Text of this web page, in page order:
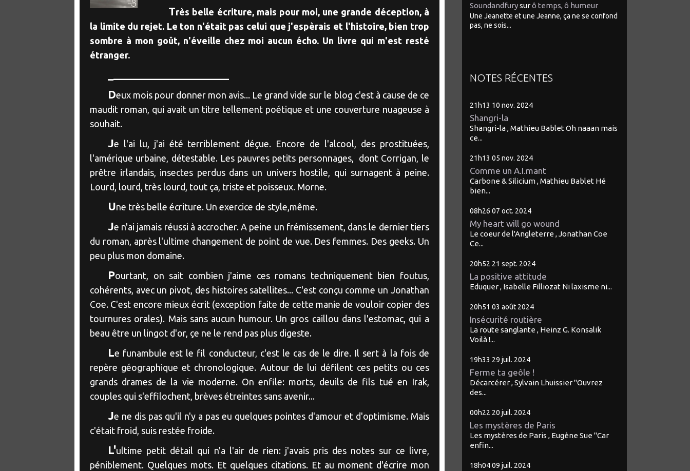
Très belle écriture, mais pour moi, une grande déception, à
la limite du rejet. Le ton n'était pas celui que j'espèrais et l'histoire, bien trop
sombre à mon goût, n'éveille chez moi aucun écho. Un livre qui m'est resté
étranger.
Deux mois pour donner mon avis... Le grand vide sur le blog c'est à cause de ce
maudit roman, qui avait un titre tellement poétique et une couverture nuageuse à
souhait.
Je l'ai lu, j'ai été terriblement déçue. Encore de l'alcool, des prostituées,
l'amérique urbaine, détestable. Les pauvres petits personnages, dont Corrigan, le
prêtre irlandais, insectes perdus dans un univers hostile, qui surnagent à peine.
Lourd, lourd, très lourd, tout ça, triste et poisseux. Morne.
Une très belle écriture. Un exercice de style,même.
Je n'ai jamais réussi à accrocher. A peine un frémissement, dans le dernier tiers
du roman, après l'ultime changement de point de vue. Des femmes. Des geeks. Un
peu plus mon domaine.
Pourtant, on sait combien j'aime ces romans techniquement bien foutus,
cohérents, avec un pivot, des histoires satellites... C'est conçu comme un Jonathan
Coe. C'est encore mieux écrit (exception faite de cette manie de vouloir copier des
tournures orales). Mais sans aucun humour. Un gros caillou dans l'estomac, qui a
beau être un lingot d'or, çe ne le rend pas plus digeste.
Le funambule est le fil conducteur, c'est le cas de le dire. Il sert à la fois de
repère géographique et chronologique. Autour de lui défilent ces petits ou ces
grands drames de la vie moderne. On enfile: morts, deuils de fils tué en Irak,
couples qui s'effilochent, brèves étreintes sans avenir...
Je ne dis pas qu'il n'y a pas eu quelques pointes d'amour et d'optimisme. Mais
c'était froid, suis restée froide.
L'ultime petit détail qui n'a l'air de rien: j'avais pris des notes sur ce livre,
péniblement. Quelques mots. Et quelques citations. Et au moment d'écrire mon
Soundandfurysurô temps, ô humeur
Une Jeanette et une Jeanne, ça ne se confond
pas, ne sois...
NOTES RÉCENTES
21h13 10 nov. 2024
Shangri-la
Shangri-la , Mathieu Bablet Oh naaan mais
ce...
21h13 05 nov. 2024
Comme un A.I.mant
Carbone & Silicium , Mathieu Bablet Hé
bien...
08h26 07 oct. 2024
My heart will go wound
Le coeur de l'Angleterre , Jonathan Coe
Ce...
20h52 21 sept. 2024
La positive attitude
Eduquer , Isabelle Filliozat Ni laxisme ni...
20h51 03 août 2024
Insécurité routière
La route sanglante , Heinz G. Konsalik
Voilà !...
19h33 29 juil. 2024
Ferme ta geôle !
Décarcérer , Sylvain Lhuissier "Ouvrez
des...
00h22 20 juil. 2024
Les mystères de Paris
Les mystères de Paris , Eugène Sue "Car
enfin...
18h04 09 juil. 2024